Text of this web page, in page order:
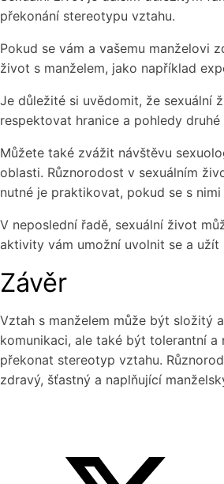
překonání stereotypu vztahu.
Pokud se vám a vašemu manželovi
život s manželem, jako například
Je důležité si uvědomit, že sexuální
respektovat hranice a pohledy druhé
Můžete také zvážit návštěvu
oblasti. Různorodost v sexuálním
nutné je praktikovat, pokud se s
V neposlední řadě, sexuální život
aktivity vám umožní uvolnit se a užít
Závěr
Vztah s manželem může být složitý
komunikaci, ale také být tolerantní
překonat stereotyp vztahu.
zdravý, šťastný a naplňující